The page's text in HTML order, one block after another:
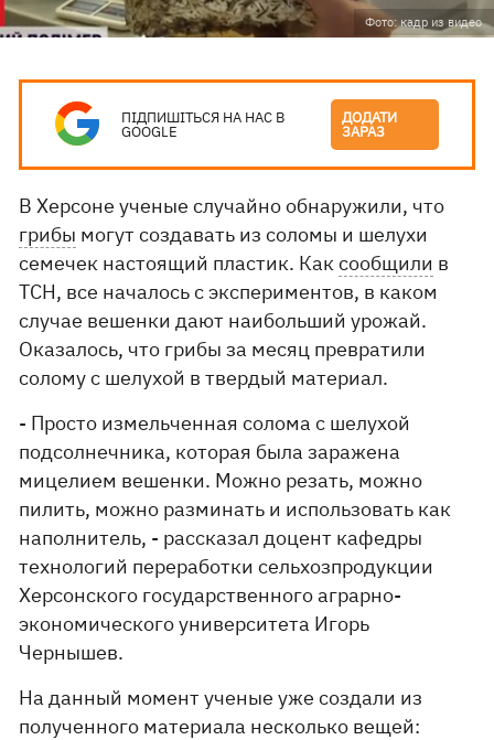
Фото: кадр из видео
ПІДПИШІТЬСЯ НА НАС В
GOOGLE
ДОДАТИ
ЗАРАЗ
В Херсоне ученые случайно обнаружили, что
грибы могут создавать из соломы и шелухи
семечек настоящий пластик. Каксообщили в
ТСН, все началось с экспериментов, в каком
случае вешенки дают наибольший урожай.
Оказалось, что грибы за месяц превратили
солому с шелухой в твердый материал.
- Просто измельченная солома с шелухой
подсолнечника, которая была заражена
мицелием вешенки. Можно резать, можно
пилить, можно разминать и использовать как
наполнитель, - рассказал доцент кафедры
технологий переработки сельхозпродукции
Херсонского государственного аграрно-
экономического университета Игорь
Чернышев.
На данный момент ученые уже создали из
полученного материала несколько вещей: